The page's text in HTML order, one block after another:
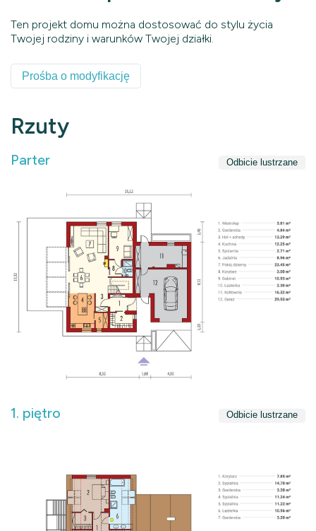
Ten projekt domu można dostosować do stylu życia
Twojej rodziny i warunków Twojej działki.
Prośba o modyfikację
Rzuty
Parter Odbicie lustrzane
1. piętro Odbicie lustrzane